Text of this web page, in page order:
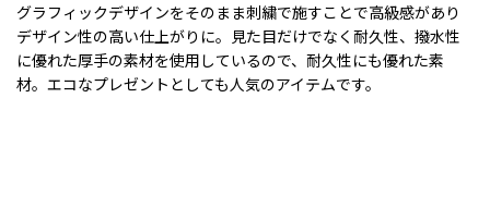
グラフィックデザインをそのまま刺繍で施すことで高級感があり
デザイン性の高い仕上がりに。見た目だけでなく耐久性、撥水性
に優れた厚手の素材を使用しているので、耐久性にも優れた素
材。エコなプレゼントとしても人気のアイテムです。